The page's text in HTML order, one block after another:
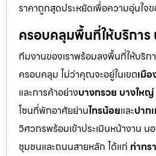
ราคาถูกสุดประหยัดเพื่อความอุ่นใจ
ครอบคลุมพื้นที่ให้บริการ
ทีมงานของเราพร้อมลงพื้นที่ให้บริก
ครอบคลุม ไม่ว่าคุณจะอยู่ในเขตเมื
และการค้าอย่างบางกรวย บางใหญ่
โซนที่พักอาศัยย่านไทรน้อยและปาก
วิศวกรพร้อมเข้าประเมินหน้างาน
ชุมชนและถนนสายหลัก ได้แก่ ท่าทร